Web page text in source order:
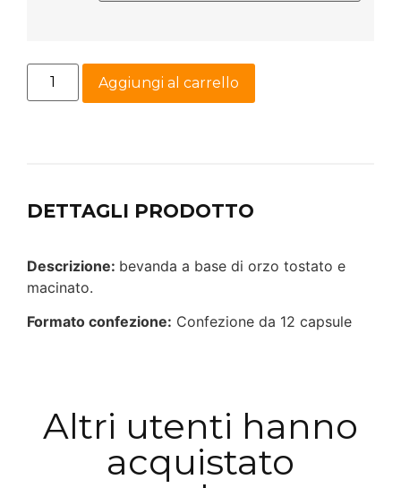
Aggiungi al carrello
DETTAGLI PRODOTTO
Descrizione: bevanda a base di orzo tostato e
macinato.
Formato confezione: Confezione da 12 capsule
Altri utenti hanno
acquistato